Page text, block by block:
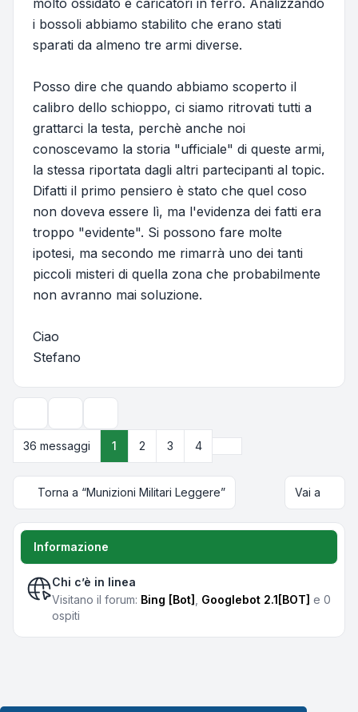
molto ossidato e caricatori in ferro. Analizzando
i bossoli abbiamo stabilito che erano stati
sparati da almeno tre armi diverse.
Posso dire che quando abbiamo scoperto il
calibro dello schioppo, ci siamo ritrovati tutti a
grattarci la testa, perchè anche noi
conoscevamo la storia "ufficiale" di queste armi,
la stessa riportata dagli altri partecipanti al topic.
Difatti il primo pensiero è stato che quel coso
non doveva essere lì, ma l'evidenza dei fatti era
troppo "evidente". Si possono fare molte
ipotesi, ma secondo me rimarrà uno dei tanti
piccoli misteri di quella zona che probabilmente
non avranno mai soluzione.
Ciao
Stefano
36 messaggi
1 2 3 4
Torna a “Munizioni Militari Leggere” Vai a
Informazione
Chi c’è in linea
Visitano il forum: Bing [Bot] , Googlebot 2.1[BOT] e 0
ospiti